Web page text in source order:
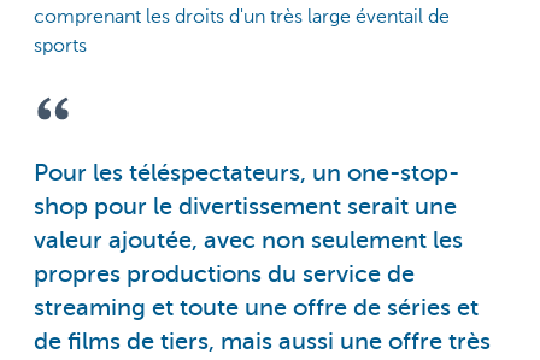
comprenant les droits d'un très large éventail de
sports
Pour les téléspectateurs, un one-stop-
shop pour le divertissement serait une
valeur ajoutée, avec non seulement les
propres productions du service de
streaming et toute une offre de séries et
de films de tiers, mais aussi une offre très